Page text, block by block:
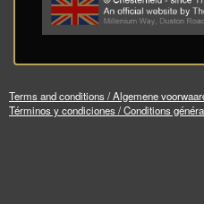
Terms and conditions / Algemene
Términos y condiciones / Conditions